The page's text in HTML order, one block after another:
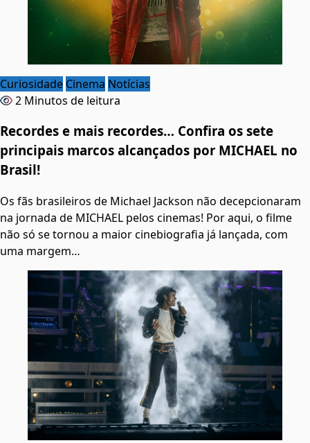
Curiosidade Cinema Notícias
2 Minutos de leitura
Recordes e mais recordes… Confira os sete
principais marcos alcançados por MICHAEL no
Brasil!
Os fãs brasileiros de Michael Jackson não decepcionaram
na jornada de MICHAEL pelos cinemas! Por aqui, o filme
não só se tornou a maior cinebiografia já lançada, com
uma margem…